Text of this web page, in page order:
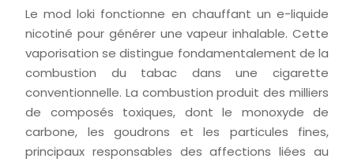
Le mod loki fonctionne en chauffant un e-liquide
nicotiné pour générer une vapeur inhalable. Cette
vaporisation se distingue fondamentalement de la
combustion du tabac dans une cigarette
conventionnelle. La combustion produit des milliers
de composés toxiques, dont le monoxyde de
carbone, les goudrons et les particules fines,
principaux responsables des affections liées au